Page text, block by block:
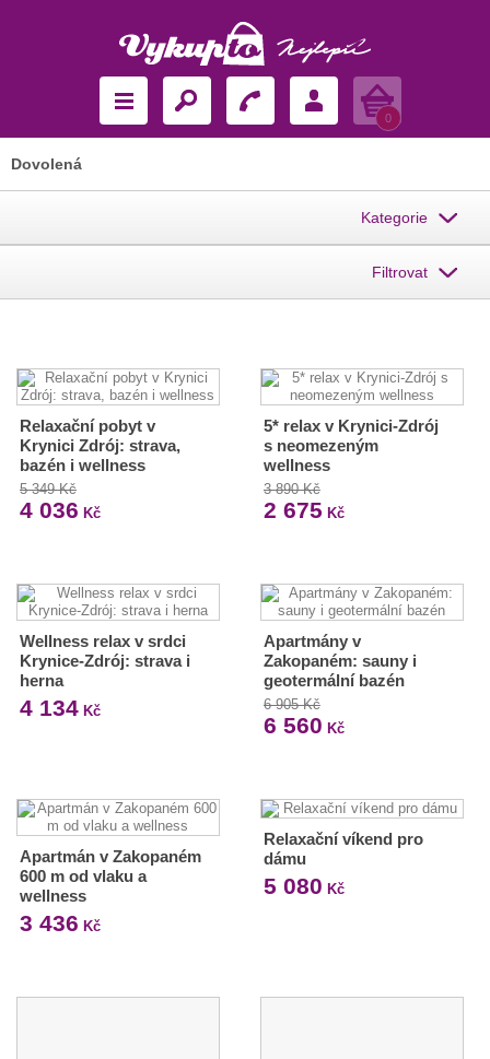
Košík
0
Dovolená
Kategorie
Filtrovat
Relaxační pobyt v
Krynici Zdrój: strava,
bazén i wellness
5 349 Kč
4 036 Kč
5* relax v Krynici-Zdrój
s neomezeným
wellness
3 890 Kč
2 675 Kč
Wellness relax v srdci
Krynice-Zdrój: strava i
herna
4 134 Kč
Apartmány v
Zakopaném: sauny i
geotermální bazén
6 905 Kč
6 560 Kč
Apartmán v Zakopaném
600 m od vlaku a
wellness
3 436 Kč
Relaxační víkend pro
dámu
5 080 Kč